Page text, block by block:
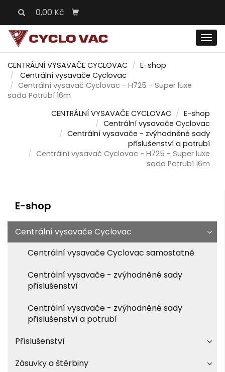
0,00 Kč
CENTRÁLNÍ VYSAVAČE CYCLOVAC
E-shop
Centrální vysavače Cyclovac
Centrální vysavač Cyclovac - H725 - Super luxe
sada Potrubí 16m
CENTRÁLNÍ VYSAVAČE CYCLOVAC
E-shop
Centrální vysavače Cyclovac
Centrální vysavače - zvýhodněné sady
příslušenství a potrubí
Centrální vysavač Cyclovac - H725 - Super luxe
sada Potrubí 16m
E-shop
Centrální vysavače Cyclovac
Centrální vysavače Cyclovac samostatně
Centrální vysavače - zvýhodněné sady
příslušenství
Centrální vysavače - zvýhodněné sady
příslušenství a potrubí
Příslušenství
Zásuvky a štěrbiny